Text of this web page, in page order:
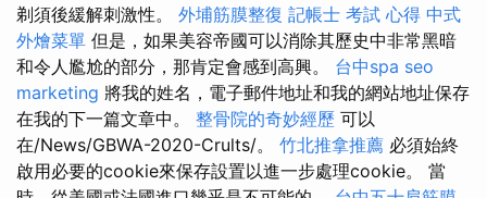
剃須後緩解刺激性。 外埔筋膜整復 記帳士 考試 心得 中式
外燴菜單 但是，如果美容帝國可以消除其歷史中非常黑暗
和令人尷尬的部分，那肯定會感到高興。 台中spa seo
marketing 將我的姓名，電子郵件地址和我的網站地址保存
在我的下一篇文章中。 整骨院的奇妙經歷 可以
在/News/GBWA-2020-Crults/。 竹北推拿推薦 必須始終
啟用必要的cookie來保存設置以進一步處理cookie。 當